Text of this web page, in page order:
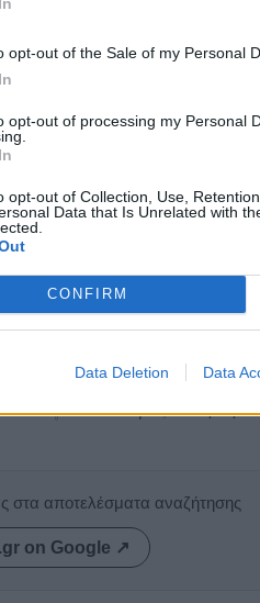
opt-out of the Sale of my Personal
opt-out of processing my Personal
opt-out of Collection, Use,
Data that Is Unrelated with
CONFIRM
Data Deletion Data
το Υπουργείο τότε
που έπραξε στις 27 Απριλίου,
τον Νοέμβριο του 2026,
σαιζόν.
με τις δραματικές
αποτρεπτικά
σήμερα δεν υπάρχει
Μαΐου, ημέρα λήξης της
για την γραμμή, σε
να επαναπροκηρύξει τον
Χίος να ξεκινήσει από
Περιφερειάρχη
Δημήτρη Κουρέτα είναι η
να γίνει και προς αυτή την
στα αποτελέσματα αναζήτησης
on Google ↗